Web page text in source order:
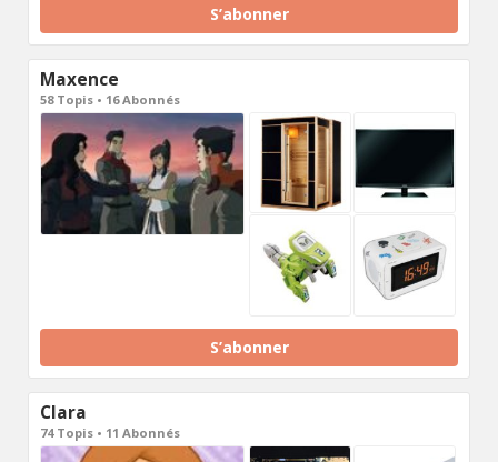
S’abonner
Maxence
58 Topis • 16 Abonnés
S’abonner
Clara
74 Topis • 11 Abonnés